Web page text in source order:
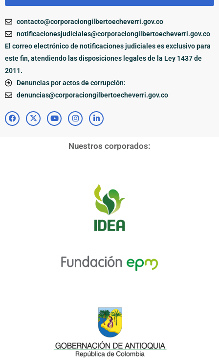
contacto@corporaciongilbertoecheverri.gov.co
notificacionesjudiciales@corporaciongilbertoecheverri.gov.co
El correo electrónico de notificaciones judiciales es exclusivo para
este fin, atendiendo las disposiciones legales de la Ley 1437 de
2011.
Denuncias por actos de corrupción:
denuncias@corporaciongilbertoecheverri.gov.co
Nuestros corporados: